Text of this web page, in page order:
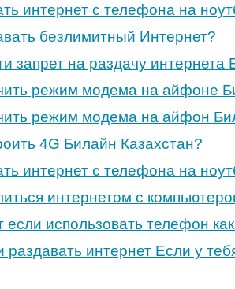
интернет с телефона на
безлимитный Интернет?
запрет на раздачу интернета
режим модема на айфоне
режим модема на айфон
4G Билайн Казахстан?
интернет с телефона на
интернетом с
если использовать телефон
интернет Если у